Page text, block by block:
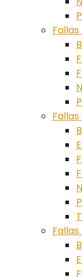
Fallas
Fallas
Fallas